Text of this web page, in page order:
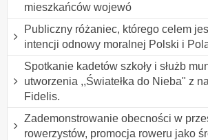
mieszkańców wojewó
Publiczny różaniec, którego celem
intencji odnowy moralnej Polski i
Spotkanie kadetów szkoły i służb
utworzenia ,,Światełka do Nieba" z
Fidelis.
Zademonstrowanie obecności w
rowerzystów, promocja roweru jako